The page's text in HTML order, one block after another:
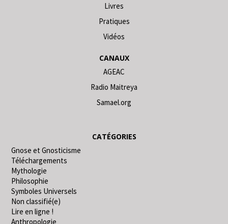
Livres
Pratiques
Vidéos
CANAUX
AGEAC
Radio Maitreya
Samael.org
CATÉGORIES
Gnose et Gnosticisme
Téléchargements
Mythologie
Philosophie
Symboles Universels
Non classifié(e)
Lire en ligne !
Anthropologie